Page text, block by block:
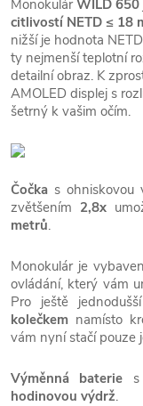
MonokulárWILD 650
citlivostí NETD ≤ 18
nižší je hodnota
ty nejmenší teplotní
detailní obraz. K
AMOLED displej s
šetrný k vašim očím.
Čočka s ohniskovou
zvětšením 2,8x
metrů.
Monokulár je vybaven
ovládání, který vám
Pro ještě
kolečkem namísto
vám nyní stačí pouze
Výměnná baterie s
hodinovou výdrž.